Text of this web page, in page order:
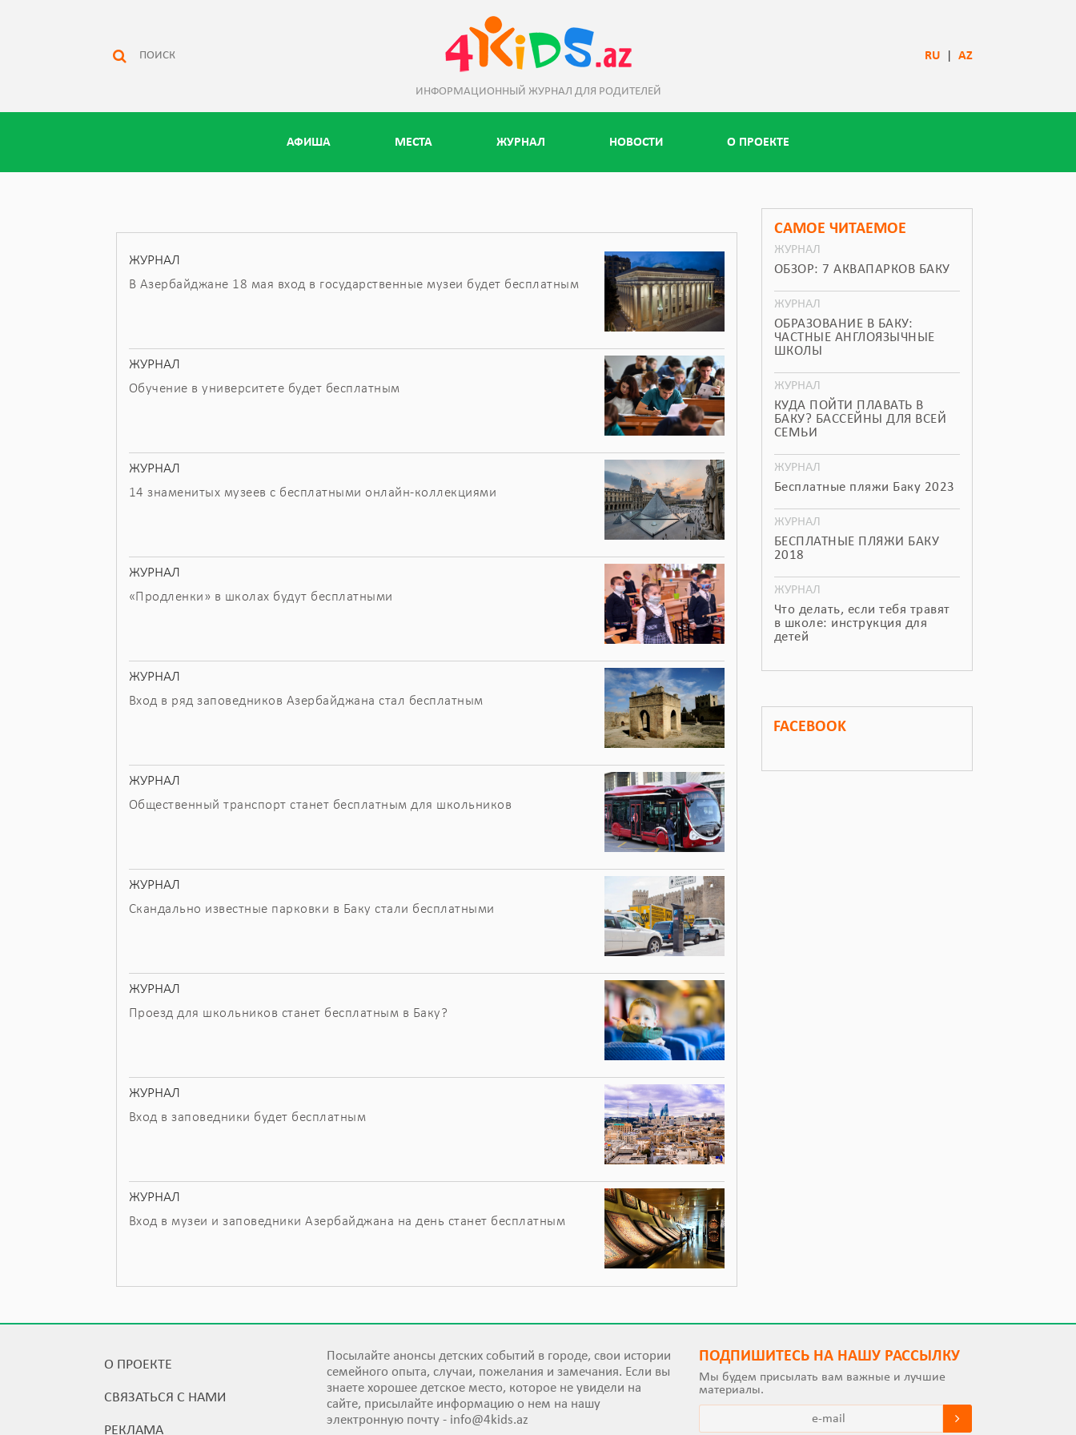
ИНФОРМАЦИОННЫЙ ЖУРНАЛ ДЛЯ РОДИТЕЛЕЙ
RU| AZ
АФИША МЕСТА ЖУРНАЛ НОВОСТИ О ПРОЕКТЕ
ЖУРНАЛ
В Азербайджане 18 мая вход в государственные музеи будет бесплатным
ЖУРНАЛ
Обучение в университете будет бесплатным
ЖУРНАЛ
14 знаменитых музеев с бесплатными онлайн-коллекциями
ЖУРНАЛ
«Продленки» в школах будут бесплатными
ЖУРНАЛ
Вход в ряд заповедников Азербайджана стал бесплатным
ЖУРНАЛ
Общественный транспорт станет бесплатным для школьников
ЖУРНАЛ
Скандально известные парковки в Баку стали бесплатными
ЖУРНАЛ
Проезд для школьников станет бесплатным в Баку?
ЖУРНАЛ
Вход в заповедники будет бесплатным
ЖУРНАЛ
Вход в музеи и заповедники Азербайджана на день станет бесплатным
САМОЕ ЧИТАЕМОЕ
ЖУРНАЛ
ОБЗОР: 7 АКВАПАРКОВ БАКУ
ЖУРНАЛ
ОБРАЗОВАНИЕ В БАКУ:
ЧАСТНЫЕ АНГЛОЯЗЫЧНЫЕ
ШКОЛЫ
ЖУРНАЛ
КУДА ПОЙТИ ПЛАВАТЬ В
БАКУ? БАССЕЙНЫ ДЛЯ ВСЕЙ
СЕМЬИ
ЖУРНАЛ
Бесплатные пляжи Баку 2023
ЖУРНАЛ
БЕСПЛАТНЫЕ ПЛЯЖИ БАКУ
2018
ЖУРНАЛ
Что делать, если тебя травят
в школе: инструкция для
детей
FACEBOOK
О ПРОЕКТЕ
СВЯЗАТЬСЯ С НАМИ
РЕКЛАМА
Посылайте анонсы детских событий в городе, свои истории
семейного опыта, случаи, пожелания и замечания. Если вы
знаете хорошее детское место, которое не увидели на
сайте, присылайте информацию о нем на нашу
электронную почту - info@4kids.az
ПОДПИШИТEСЬ НА НАШУ РАССЫЛКУ
Мы будем присылать вам важные и лучшие
материалы.